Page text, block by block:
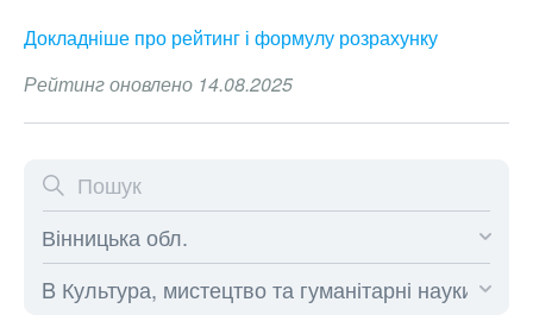
Докладніше про рейтинг і формулу розрахунку
Рейтинг оновлено 14.08.2025